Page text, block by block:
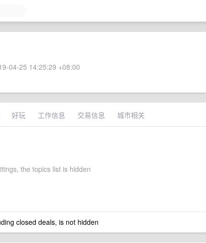
04-25 14:25:29 +08:00
好玩 工作信息 交易信息 城市相关
the topics list is hidden
closed deals, is not hidden